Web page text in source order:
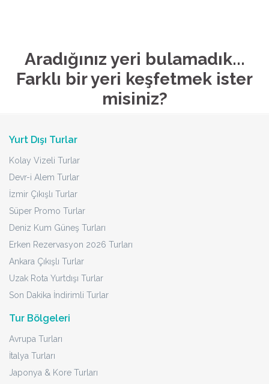
Aradığınız yeri bulamadık...
Farklı bir yeri keşfetmek ister
misiniz?
Yurt Dışı Turlar
Kolay Vizeli Turlar
Devr-i Alem Turlar
İzmir Çıkışlı Turlar
Süper Promo Turlar
Deniz Kum Güneş Turları
Erken Rezervasyon 2026 Turları
Ankara Çıkışlı Turlar
Uzak Rota Yurtdışı Turlar
Son Dakika İndirimli Turlar
Tur Bölgeleri
Avrupa Turları
İtalya Turları
Japonya & Kore Turları